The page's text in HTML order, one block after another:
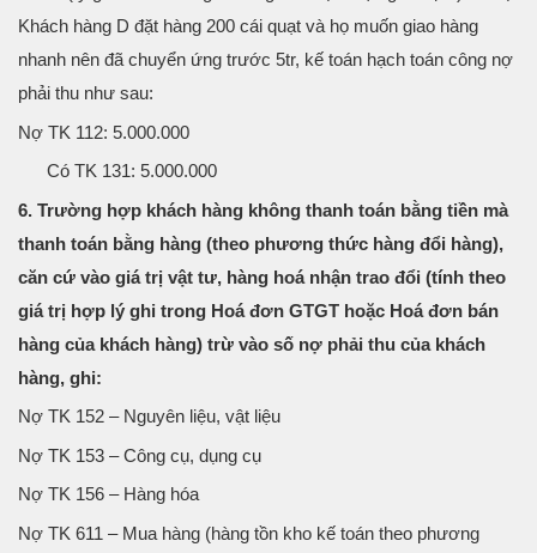
Khách hàng D đặt hàng 200 cái quạt và họ muốn giao hàng
nhanh nên đã chuyển ứng trước 5tr, kế toán hạch toán công nợ
phải thu như sau:
Nợ TK 112: 5.000.000
Có TK 131: 5.000.000
6. Trường hợp khách hàng không thanh toán bằng tiền mà
thanh toán bằng hàng (theo phương thức hàng đổi hàng),
căn cứ vào giá trị vật tư, hàng hoá nhận trao đổi (tính theo
giá trị hợp lý ghi trong Hoá đơn GTGT hoặc Hoá đơn bán
hàng của khách hàng) trừ vào số nợ phải thu của khách
hàng, ghi:
Nợ TK 152 – Nguyên liệu, vật liệu
Nợ TK 153 – Công cụ, dụng cụ
Nợ TK 156 – Hàng hóa
Nợ TK 611 – Mua hàng (hàng tồn kho kế toán theo phương